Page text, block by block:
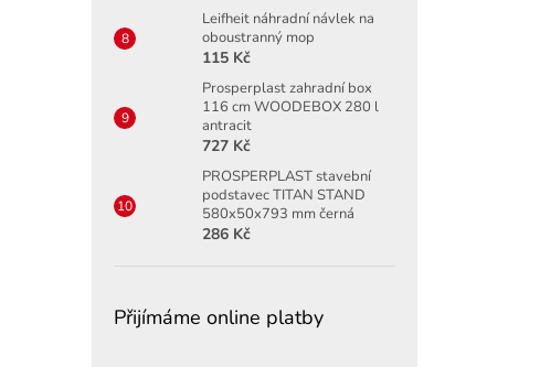
Leifheit náhradní návlek na
oboustranný mop
115 Kč
Prosperplast zahradní box
116 cm WOODEBOX 280 l
antracit
727 Kč
PROSPERPLAST stavební
podstavec TITAN STAND
580x50x793 mm černá
286 Kč
Přijímáme online platby